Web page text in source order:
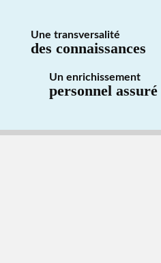
Une transversalité
des connaissances
Un enrichissement
personnel assuré